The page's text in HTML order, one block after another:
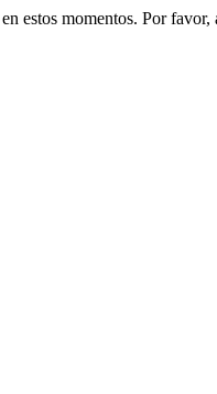
estos momentos. Por